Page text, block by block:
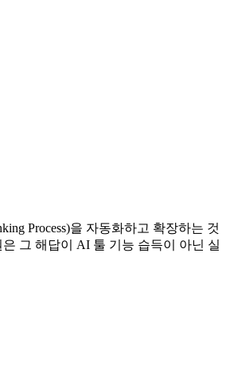
Process)을 자동화하고 확장하는 것
그 해답이 AI 툴 기능 습득이 아닌 실